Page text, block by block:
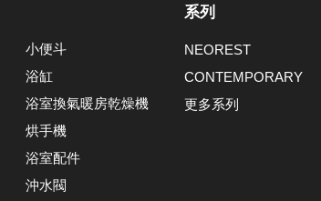
小便斗
浴缸
浴室換氣暖房乾燥機
烘手機
浴室配件
沖水閥
系列
NEOREST
CONTEMPORARY
更多系列